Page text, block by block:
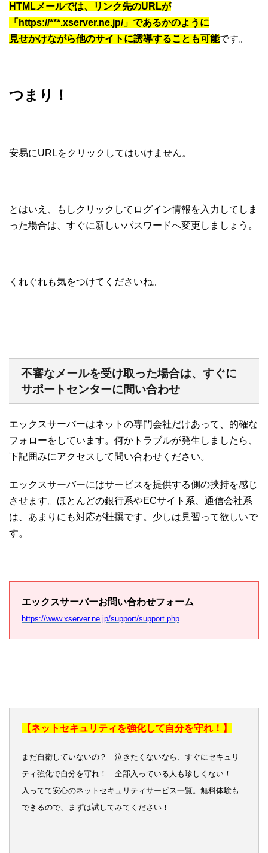
HTMLメールでは、リンク先のURLが
「https://***.xserver.ne.jp/」であるかのように
見せかけながら他のサイトに誘導することも可能です。
つまり！
安易にURLをクリックしてはいけません。
とはいえ、もしクリックしてログイン情報を入力してしま
った場合は、すぐに新しいパスワードへ変更しましょう。
くれぐれも気をつけてくださいね。
不審なメールを受け取った場合は、すぐに
サポートセンターに問い合わせ
エックスサーバーはネットの専門会社だけあって、的確な
フォローをしています。何かトラブルが発生しましたら、
下記囲みにアクセスして問い合わせください。
エックスサーバーにはサービスを提供する側の挟持を感じ
させます。ほとんどの銀行系やECサイト系、通信会社系
は、あまりにも対応が杜撰です。少しは見習って欲しいで
す。
エックスサーバーお問い合わせフォーム
https://www.xserver.ne.jp/support/support.php
【ネットセキュリティを強化して自分を守れ！】
まだ自衛していないの？ 泣きたくないなら、すぐにセキュリ
ティ強化で自分を守れ！ 全部入っている人も珍しくない！
入ってて安心のネットセキュリティサービス一覧。無料体験も
できるので、まずは試してみてください！